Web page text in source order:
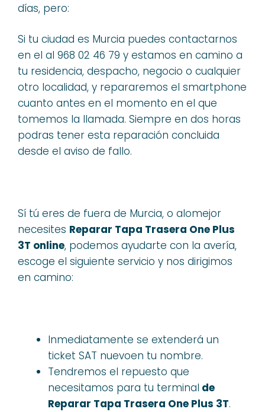
días, pero:
Si tu ciudad es Murcia puedes contactarnos
en el al 968 02 46 79 y estamos en camino a
tu residencia, despacho, negocio o cualquier
otro localidad, y repararemos el smartphone
cuanto antes en el momento en el que
tomemos la llamada. Siempre en dos horas
podras tener esta reparación concluida
desde el aviso de fallo.
Sí tú eres de fuera de Murcia, o alomejor
necesites Reparar Tapa Trasera One Plus
3T online, podemos ayudarte con la avería,
escoge el siguiente servicio y nos dirigimos
en camino:
Inmediatamente se extenderá un
ticket SAT nuevoen tu nombre.
Tendremos el repuesto que
necesitamos para tu terminal de
Reparar Tapa Trasera One Plus 3T.